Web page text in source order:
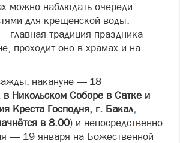
можно наблюдать очереди
для крещенской воды.
главная традиция праздника
проходит оно в храмах и на
накануне — 18
в Никольском Соборе в Сатке и
Креста Господня, г. Бакал,
в 8.00) и непосредственно
— 19 января на Божественной